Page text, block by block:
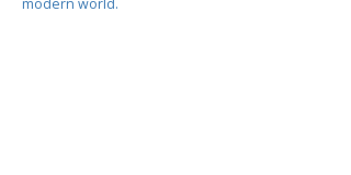
modern world.